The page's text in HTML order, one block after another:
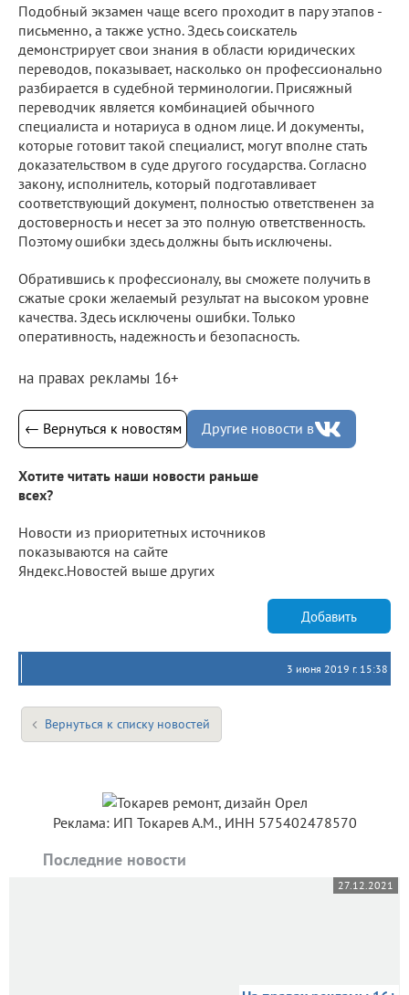
Подобный экзамен чаще всего проходит в пару этапов -
письменно, а также устно. Здесь соискатель
демонстрирует свои знания в области юридических
переводов, показывает, насколько он профессионально
разбирается в судебной терминологии. Присяжный
переводчик является комбинацией обычного
специалиста и нотариуса в одном лице. И документы,
которые готовит такой специалист, могут вполне стать
доказательством в суде другого государства. Согласно
закону, исполнитель, который подготавливает
соответствующий документ, полностью ответственен за
достоверность и несет за это полную ответственность.
Поэтому ошибки здесь должны быть исключены.
Обратившись к профессионалу, вы сможете получить в
сжатые сроки желаемый результат на высоком уровне
качества. Здесь исключены ошибки. Только
оперативность, надежность и безопасность.
на правах рекламы 16+
← Вернуться к новостям Другие новости в
Хотите читать наши новости раньше
всех?
Новости из приоритетных источников
показываются на сайте
Яндекс.Новостей выше других
Добавить
3 июня 2019 г. 15:38
Вернуться к списку новостей
Реклама: ИП Токарев А.М., ИНН 575402478570
Последние новости
27.12.2021